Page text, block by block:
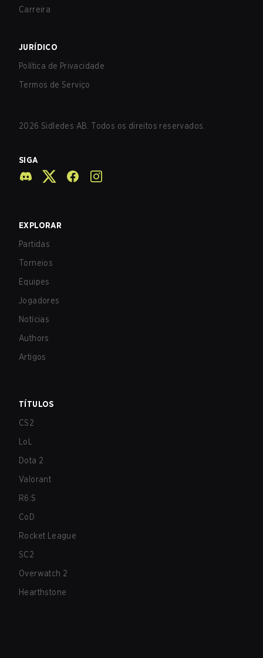
Carreira
JURÍDICO
Política de Privacidade
Termos de Serviço
2026 Sidledes AB. Todos os direitos reservados.
SIGA
EXPLORAR
Partidas
Torneios
Equipes
Jogadores
Notícias
Authors
Artigos
TÍTULOS
CS2
LoL
Dota 2
Valorant
R6:S
CoD
Rocket League
SC2
Overwatch 2
Hearthstone